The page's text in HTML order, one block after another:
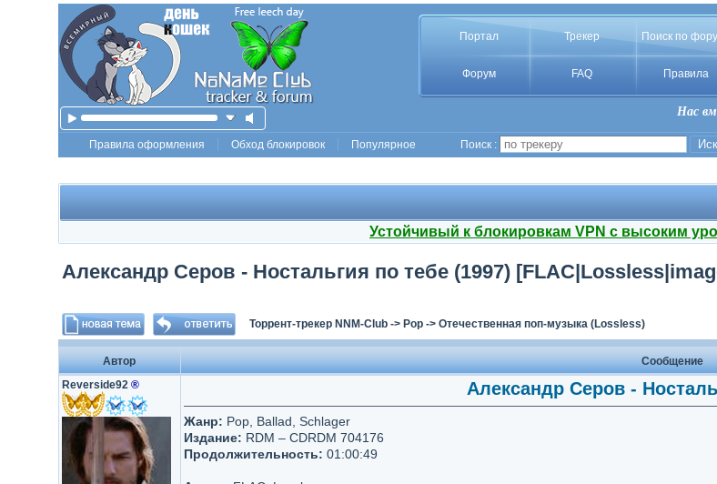
Портал Трекер Поиск по
Форум FAQ Правила
Нас
Правила оформления Обход блокировок Популярное Поиск :
Устойчивый к блокировкам VPN с высоким
Александр Серов - Ностальгия по тебе (1997)
Торрент-трекер NNM-Club-> Pop-> Отечественная поп-музыка (Lossless)
Автор
Сообщение
Reverside92 ® Александр Серов -
Жанр: Pop, Ballad, Schlager
Издание: RDM – CDRDM 704176
Продолжительность: 01:00:49